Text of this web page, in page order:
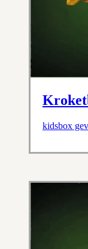
kidsbox